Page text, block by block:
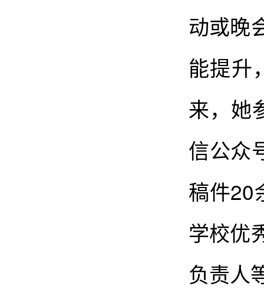
动或晚
能提升
来，她
信公众
稿件20
学校优
负责人